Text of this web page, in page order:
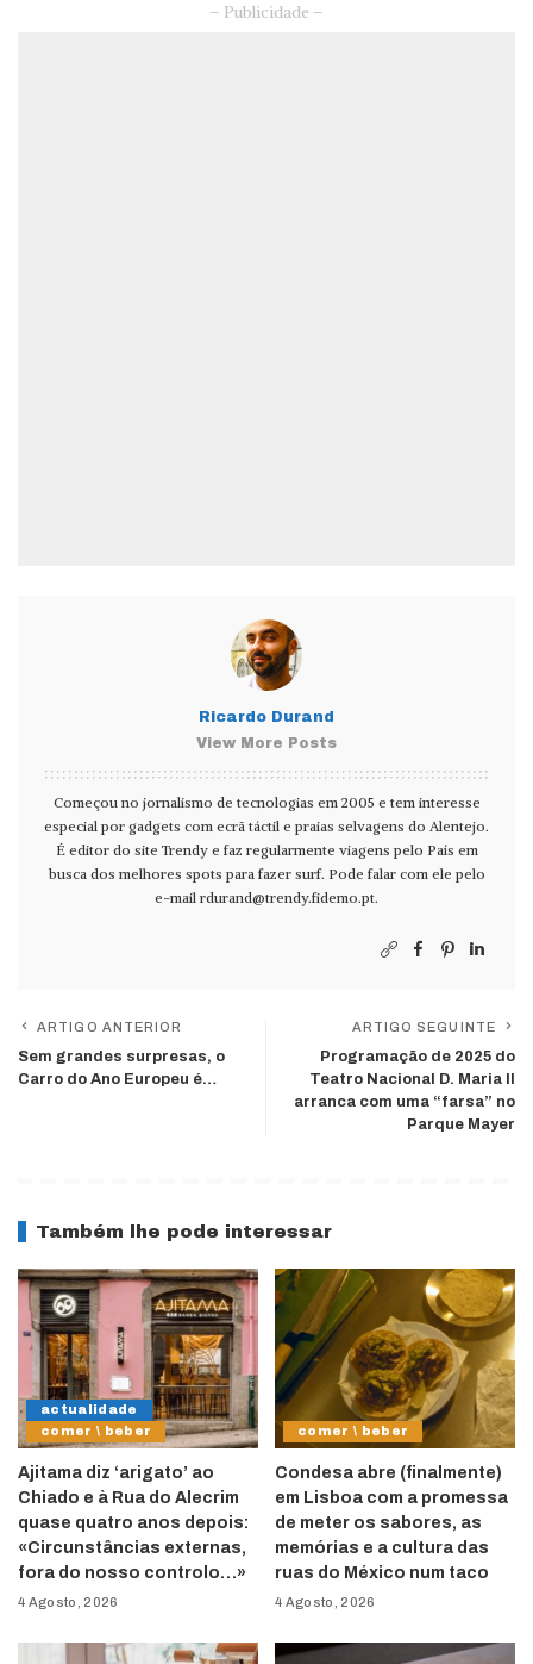
– Publicidade –
Ricardo Durand
View More Posts
Começou no jornalismo de tecnologias em 2005 e tem interesse
especial por gadgets com ecrã táctil e praias selvagens do Alentejo.
É editor do site Trendy e faz regularmente viagens pelo País em
busca dos melhores spots para fazer surf. Pode falar com ele pelo
e-mail rdurand@trendy.fidemo.pt.
ARTIGO ANTERIOR
Sem grandes surpresas, o
Carro do Ano Europeu é…
ARTIGO SEGUINTE
Programação de 2025 do
Teatro Nacional D. Maria II
arranca com uma “farsa” no
Parque Mayer
Também lhe pode interessar
actualidade
comer \ beber
Ajitama diz ‘arigato’ ao
Chiado e à Rua do Alecrim
quase quatro anos depois:
«Circunstâncias externas,
fora do nosso controlo…»
4 Agosto, 2026
comer \ beber
Condesa abre (finalmente)
em Lisboa com a promessa
de meter os sabores, as
memórias e a cultura das
ruas do México num taco
4 Agosto, 2026